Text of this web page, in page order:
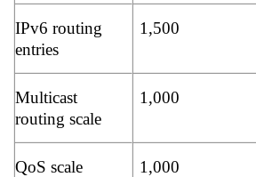
IPv6 routing
entries
1,500
Multicast
routing scale
1,000
QoS scale
1,000